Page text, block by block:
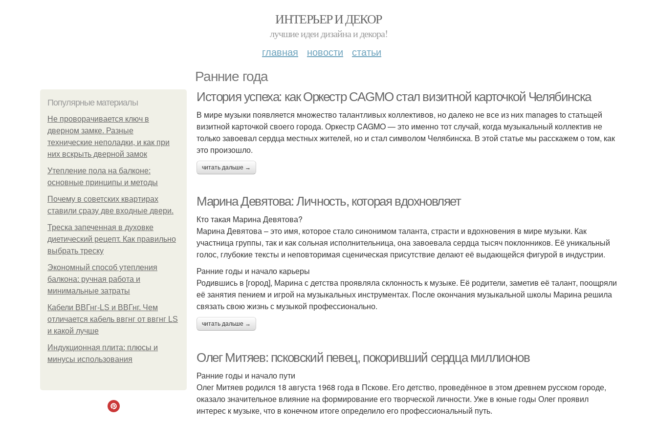
ИНТЕРЬЕР И ДЕКОР
лучшие идеи дизайна и декора!
главная новости статьи
Ранние года
Популярные материалы
Не проворачивается ключ в
дверном замке. Разные
технические неполадки, и как при
них вскрыть дверной замок
Утепление пола на балконе:
основные принципы и методы
Почему в советских квартирах
ставили сразу две входные двери.
Треска запеченная в духовке
диетический рецепт. Как правильно
выбрать треску
Экономный способ утепления
балкона: ручная работа и
минимальные затраты
Кабели ВВГнг-LS и ВВГнг. Чем
отличается кабель ввгнг от ввгнг LS
и какой лучше
Индукционная плита: плюсы и
минусы использования
История успеха: как Оркестр CAGMO стал визитной карточкой Челябинска
В мире музыки появляется множество талантливых коллективов, но далеко не все из них manages to статьщей
визитной карточкой своего города. Оркестр CAGMO — это именно тот случай, когда музыкальный коллектив не
только завоевал сердца местных жителей, но и стал символом Челябинска. В этой статье мы расскажем о том, как
это произошло.
читать дальше →
Марина Девятова: Личность, которая вдохновляет
Кто такая Марина Девятова?
Марина Девятова – это имя, которое стало синонимом таланта, страсти и вдохновения в мире музыки. Как
участница группы, так и как сольная исполнительница, она завоевала сердца тысяч поклонников. Её уникальный
голос, глубокие тексты и неповторимая сценическая присутствие делают её выдающейся фигурой в индустрии.
Ранние годы и начало карьеры
Родившись в [город], Марина с детства проявляла склонность к музыке. Её родители, заметив её талант, поощряли
её занятия пением и игрой на музыкальных инструментах. После окончания музыкальной школы Марина решила
связать свою жизнь с музыкой профессионально.
читать дальше →
Олег Митяев: псковский певец, покоривший сердца миллионов
Ранние годы и начало пути
Олег Митяев родился 18 августа 1968 года в Пскове. Его детство, проведённое в этом древнем русском городе,
оказало значительное влияние на формирование его творческой личности. Уже в юные годы Олег проявил
интерес к музыке, что в конечном итоге определило его профессиональный путь.